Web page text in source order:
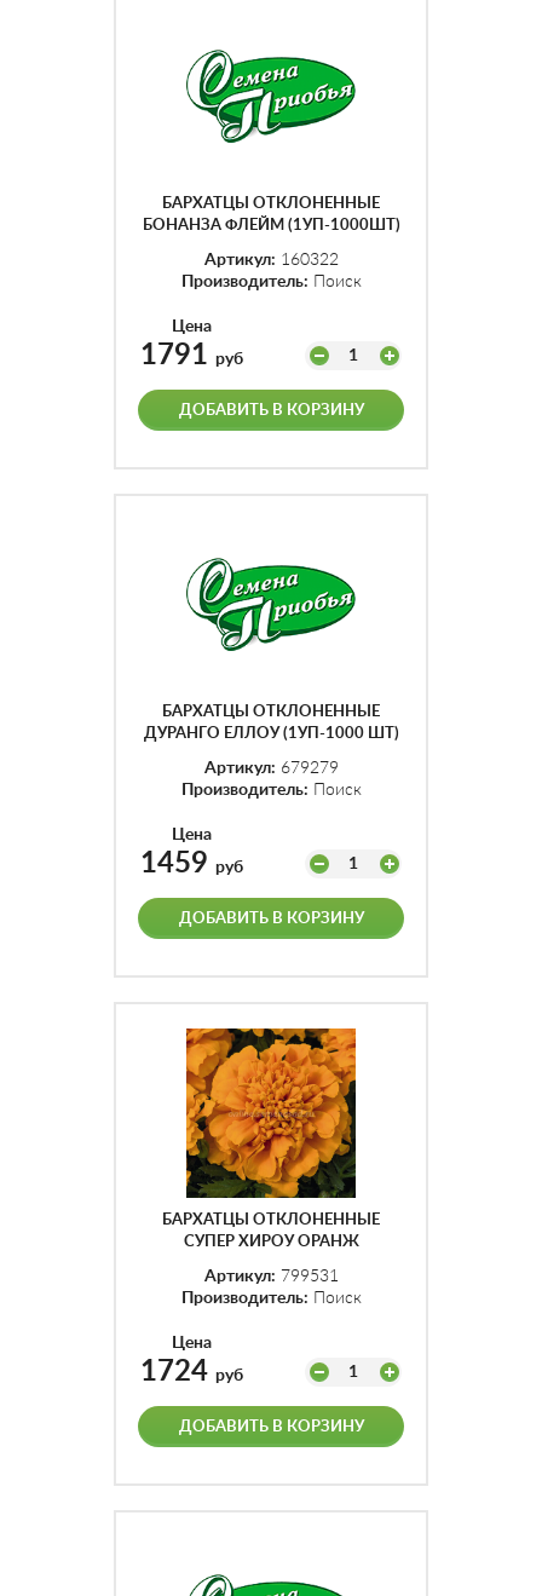
БАРХАТЦЫ ОТКЛОНЕННЫЕ
БОНАНЗА ФЛЕЙМ (1УП-1000ШТ)
Артикул: 160322
Производитель: Поиск
Цена
1791 руб 1
ДОБАВИТЬ В КОРЗИНУ
БАРХАТЦЫ ОТКЛОНЕННЫЕ
ДУРАНГО ЕЛЛОУ (1УП-1000 ШТ)
Артикул: 679279
Производитель: Поиск
Цена
1459 руб 1
ДОБАВИТЬ В КОРЗИНУ
БАРХАТЦЫ ОТКЛОНЕННЫЕ
СУПЕР ХИРОУ ОРАНЖ
Артикул: 799531
Производитель: Поиск
Цена
1724 руб 1
ДОБАВИТЬ В КОРЗИНУ